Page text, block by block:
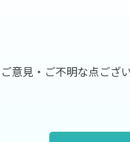
ご意見・ご不明な点ござ